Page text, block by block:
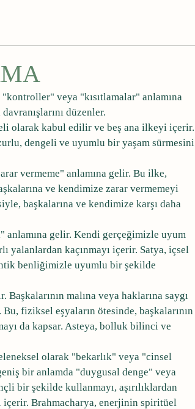
veya "kısıtlamalar" anlamına
düzenler.
olarak kabul edilir ve beş ana ilkeyi içerir.
dengeli ve uyumlu bir yaşam sürmesini
vermeme" anlamına gelir. Bu ilke,
ve kendimize zarar vermemeyi
başkalarına ve kendimize karşı daha
gelir. Kendi gerçeğimizle uyum
yalanlardan kaçınmayı içerir. Satya, içsel
benliğimizle uyumlu bir şekilde
Başkalarının malına veya haklarına saygı
fiziksel eşyaların ötesinde, başkalarının
da kapsar. Asteya, bolluk bilinci ve
olarak "bekarlık" veya "cinsel
bir anlamda "duygusal denge" veya
bir şekilde kullanmayı, aşırılıklardan
içerir. Brahmacharya, enerjinin spiritüel